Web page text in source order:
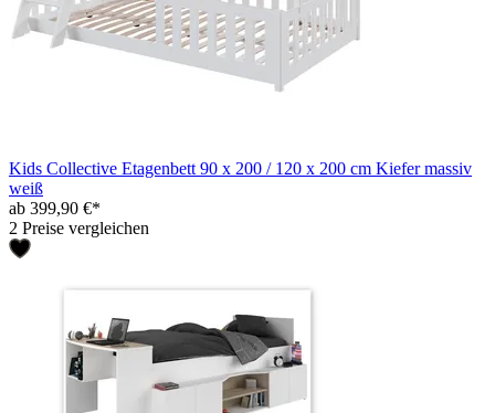
Kids Collective Etagenbett 90 x 200 / 120 x 200 cm Kiefer massiv
weiß
ab 399,90 €*
2 Preise vergleichen